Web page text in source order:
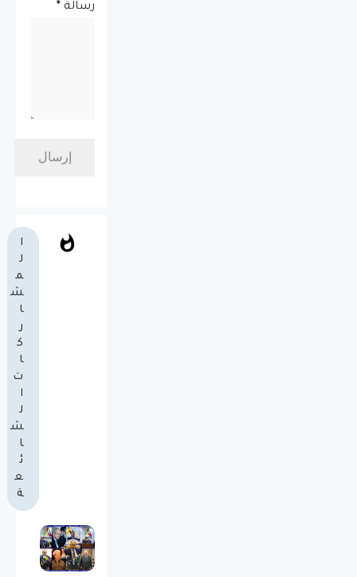
رسالة *
ا
ل
م
ش
ا
ر
ك
ا
ت
ا
ل
ش
ا
ئ
ع
ة